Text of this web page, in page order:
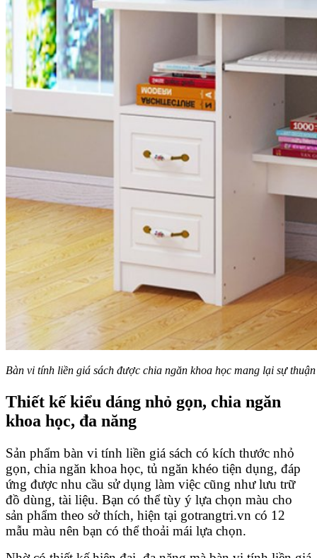
Bàn vi tính liền giá sách được chia ngăn khoa học mang lại sự
Thiết kế kiểu dáng nhỏ gọn, chia ngăn
khoa học, đa năng
Sản phẩm bàn vi tính liền giá sách có kích thước nhỏ
gọn, chia ngăn khoa học, tủ ngăn khéo tiện dụng, đáp
ứng được nhu cầu sử dụng làm việc cũng như lưu trữ
đồ dùng, tài liệu. Bạn có thể tùy ý lựa chọn màu cho
sản phẩm theo sở thích, hiện tại gotrangtri.vn có 12
mẫu màu nên bạn có thể thoải mái lựa chọn.